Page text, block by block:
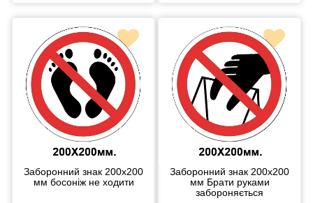
Заборонний знак 200х200
мм босоніж не ходити
Заборонний знак 200х200
мм Брати руками
забороняється